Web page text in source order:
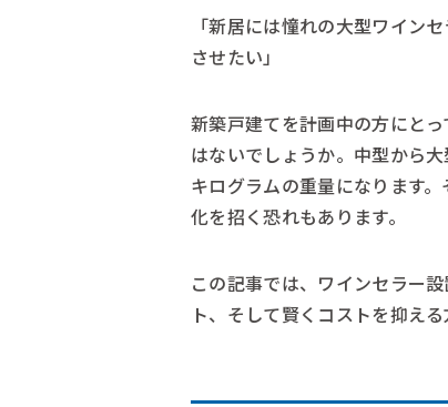
「新居には憧れの大型ワイン
させたい」
新築戸建てを計画中の方にと
はないでしょうか。中型から
キログラムの重量になります
化を招く恐れもあります。
この記事では、ワインセラー
ト、そして賢くコストを抑える